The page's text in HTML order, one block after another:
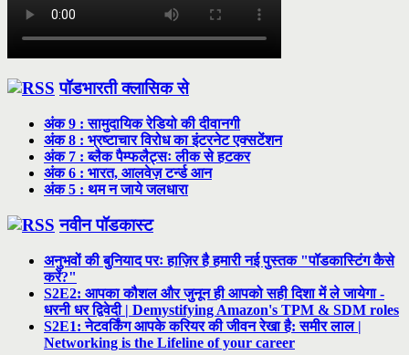
पॉडभारती क्लासिक से
अंक 9 : सामुदायिक रेडियो की दीवानगी
अंक 8 : भ्रष्टाचार विरोध का इंटरनेट एक्सटेंशन
अंक 7 : ब्लैक पैम्फलैट्सः लीक से हटकर
अंक 6 : भारत, आलवेज़ टर्न्ड आन
अंक 5 : थम न जाये जलधारा
नवीन पॉडकास्ट
अनुभवों की बुनियाद परः हाज़िर है हमारी नई पुस्तक "पॉडकास्टिंग कैसे
करें?"
S2E2: आपका कौशल और जुनून ही आपको सही दिशा में ले जायेगा -
धरनी धर द्विवेदी | Demystifying Amazon's TPM & SDM roles
S2E1: नेटवर्किंग आपके करियर की जीवन रेखा है: समीर लाल |
Networking is the Lifeline of your career